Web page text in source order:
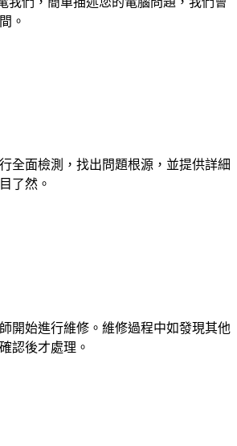
。
全面檢測，找出問題根源，並提供詳細
了然。
開始進行維修。維修過程中如發現其他
認後才處理。